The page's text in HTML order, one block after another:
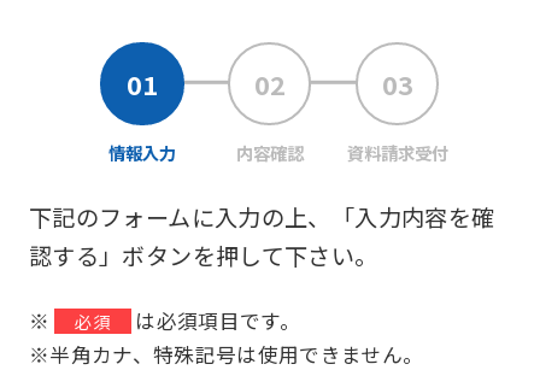
情報入力 内容確認 資料請求受付
下記のフォームに入力の上、「入力内容を確
認する」ボタンを押して下さい。
※ 必須
は必須項目です。
※半角カナ、特殊記号は使用できません。